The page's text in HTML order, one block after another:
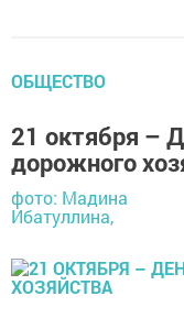
ОБЩЕСТВО
21 октября –
дорожного
фото: Мадина
Ибатуллина,